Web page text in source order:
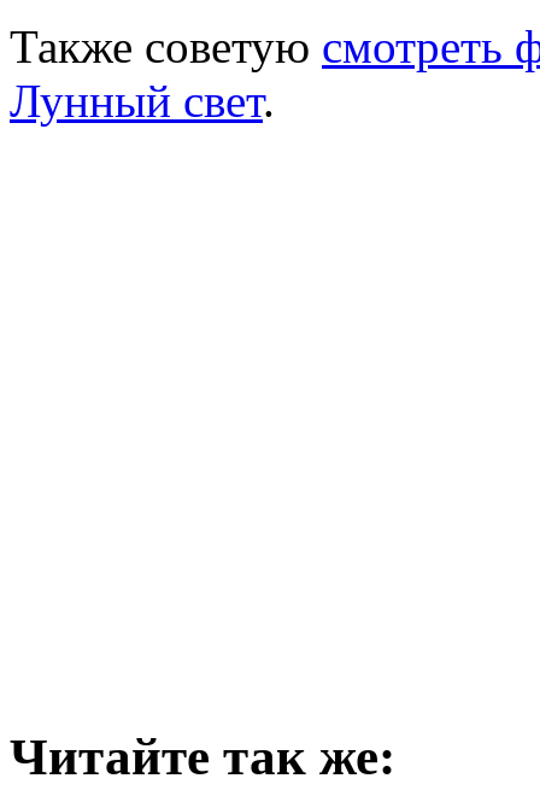
Также советую смотреть
Лунный свет.
Читайте так же: